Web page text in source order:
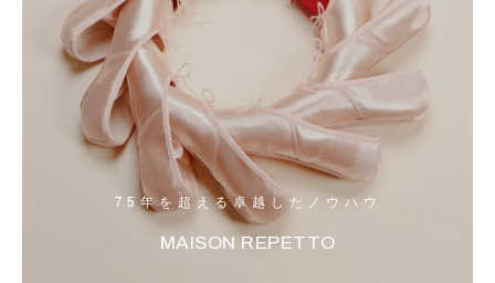
75年を超える卓越したノウハウ
MAISON REPETTO